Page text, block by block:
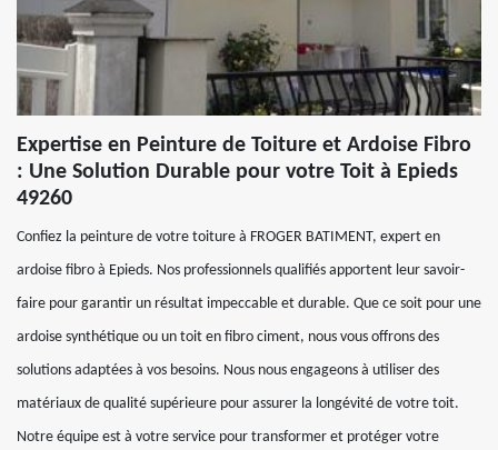
Expertise en Peinture de Toiture et Ardoise Fibro
: Une Solution Durable pour votre Toit à Epieds
49260
Confiez la peinture de votre toiture à FROGER BATIMENT, expert en
ardoise fibro à Epieds. Nos professionnels qualifiés apportent leur savoir-
faire pour garantir un résultat impeccable et durable. Que ce soit pour une
ardoise synthétique ou un toit en fibro ciment, nous vous offrons des
solutions adaptées à vos besoins. Nous nous engageons à utiliser des
matériaux de qualité supérieure pour assurer la longévité de votre toit.
Notre équipe est à votre service pour transformer et protéger votre